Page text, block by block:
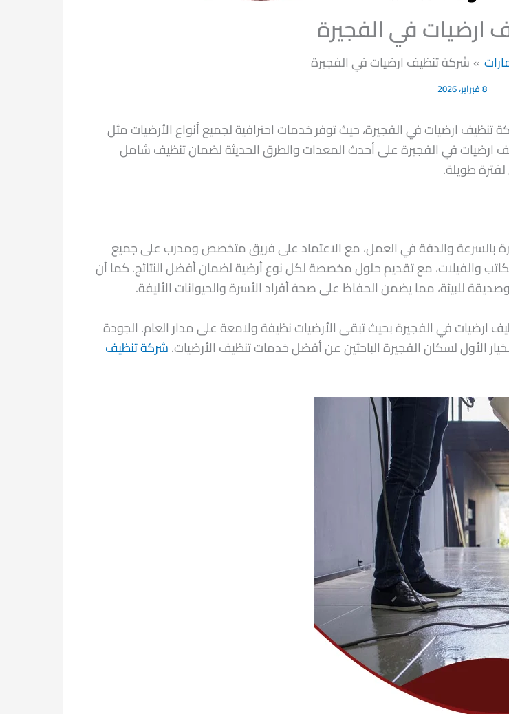
ارضيات في الفجيرة
شركة تنظيف ارضيات في الفجيرة
8 فبراير، 2026
ارضيات في الفجيرة، حيث توفر خدمات احترافية لجميع أنواع الأرضيات مثل
ارضيات في الفجيرة على أحدث المعدات والطرق الحديثة لضمان تنظيف شامل
طويلة.
بالسرعة والدقة في العمل، مع الاعتماد على فريق متخصص ومدرب على جميع
والفيلات، مع تقديم حلول مخصصة لكل نوع أرضية لضمان أفضل النتائج. كما أن
للبيئة، مما يضمن الحفاظ على صحة أفراد الأسرة والحيوانات الأليفة.
ارضيات في الفجيرة بحيث تبقى الأرضيات نظيفة ولامعة على مدار العام. الجودة
الأول لسكان الفجيرة الباحثين عن أفضل خدمات تنظيف الأرضيات.شركة تنظيف